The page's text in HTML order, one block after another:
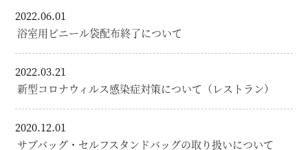
2022.06.01
浴室用ビニール袋配布終了について
2022.03.21
新型コロナウィルス感染症対策について（レストラン）
2020.12.01
サブバッグ・セルフスタンドバッグの取り扱いについて